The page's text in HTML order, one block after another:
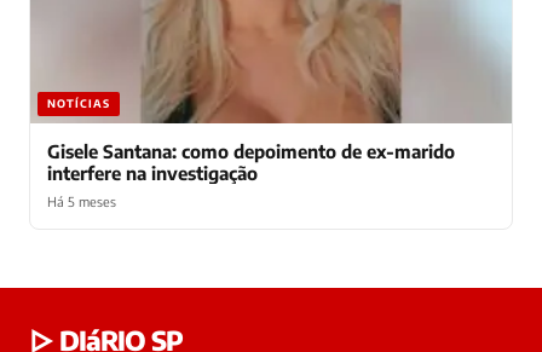
NOTÍCIAS
Gisele Santana: como depoimento de ex-marido
interfere na investigação
Há 5 meses
online
▷ DIáRIO SP